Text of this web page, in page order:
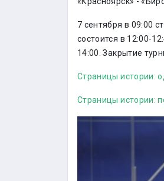
7 сентября в 09:00
состоится в 12:00-
14:00. Закрытие
Страницы истории:
Страницы истории: